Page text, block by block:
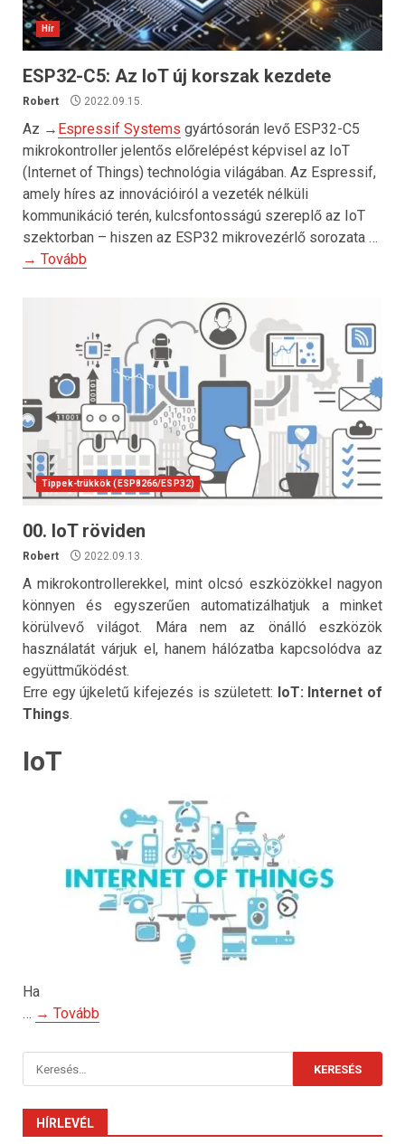
Hír
ESP32-C5: Az IoT új korszak kezdete
Robert 2022.09.15.
Az → Espressif Systems gyártósorán levő ESP32-C5
mikrokontroller jelentős előrelépést képvisel az IoT
(Internet of Things) technológia világában. Az Espressif,
amely híres az innovációiról a vezeték nélküli
kommunikáció terén, kulcsfontosságú szereplő az IoT
szektorban – hiszen az ESP32 mikrovezérlő sorozata …
→ Tovább
Tippek-trükkök (ESP8266/ESP32)
00. IoT röviden
Robert 2022.09.13.
A mikrokontrollerekkel, mint olcsó eszközökkel nagyon
könnyen és egyszerűen automatizálhatjuk a minket
körülvevő világot. Mára nem az önálló eszközök
használatát várjuk el, hanem hálózatba kapcsolódva az
együttműködést.
Erre egy újkeletű kifejezés is született: IoT: Internet of
Things.
IoT
Ha
… → Tovább
Keresés:
HÍRLEVÉL